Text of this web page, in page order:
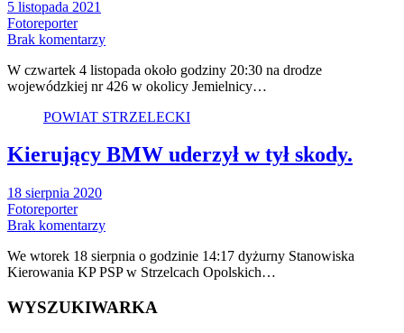
5 listopada 2021
Fotoreporter
Brak komentarzy
W czwartek 4 listopada około godziny 20:30 na drodze
wojewódzkiej nr 426 w okolicy Jemielnicy…
POWIAT STRZELECKI
Kierujący BMW uderzył w tył skody.
18 sierpnia 2020
Fotoreporter
Brak komentarzy
We wtorek 18 sierpnia o godzinie 14:17 dyżurny Stanowiska
Kierowania KP PSP w Strzelcach Opolskich…
WYSZUKIWARKA